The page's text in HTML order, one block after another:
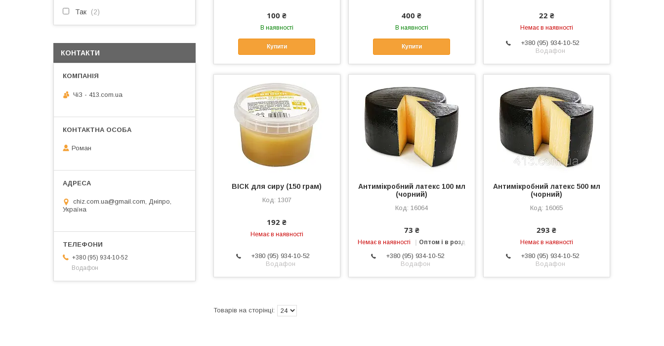
100 ₴
В наявності
Купити
400 ₴
В наявності
Купити
22 ₴
Немає в наявності
+380 (95) 934-10-52
Водафон
ВІСК для сиру (150 грам)
1307
192 ₴
Немає в наявності
+380 (95) 934-10-52
Водафон
Антимікробний латекс 100 мл
(чорний)
16064
73 ₴
Немає в наявності Оптом і в роздріб
+380 (95) 934-10-52
Водафон
Антимікробний латекс 500 мл
(чорний)
16065
293 ₴
Немає в наявності
+380 (95) 934-10-52
Водафон
Так 2
КОНТАКТИ
ЧiЗ - 413.com.ua
Роман
chiz.com.ua@gmail.com, Дніпро,
Україна
+380 (95) 934-10-52
Водафон